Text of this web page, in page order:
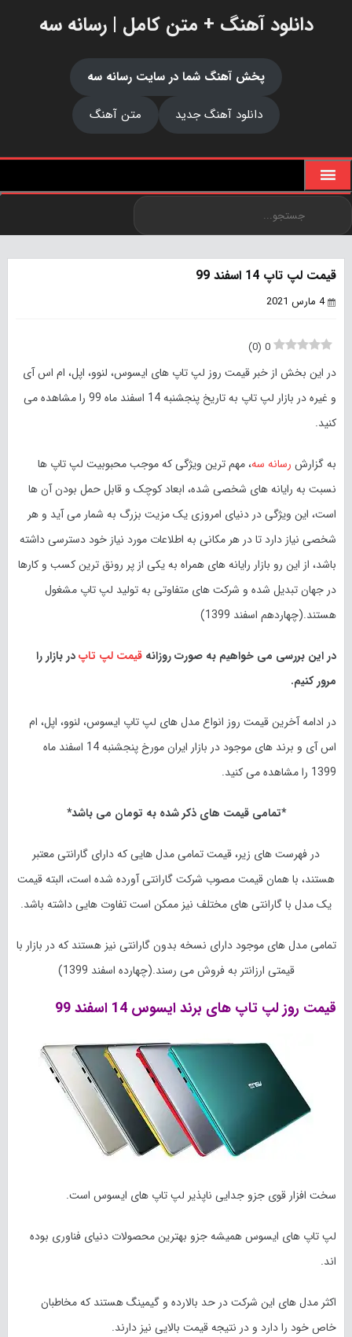
دانلود آهنگ + متن کامل | رسانه سه
پخش آهنگ شما در سایت رسانه سه
دانلود آهنگ جدید
متن آهنگ
قیمت لپ تاپ 14 اسفند 99
4 مارس 2021
0
(
0
)
در این بخش از خبر قیمت روز لپ تاپ های ایسوس، لنوو، اپل، ام اس آی
و غیره در بازار لپ تاپ به تاریخ پنجشنبه 14 اسفند ماه 99 را مشاهده می
کنید.
به گزارش رسانه سه، مهم ترین ویژگی که موجب محبوبیت لپ تاپ ها
نسبت به رایانه های شخصی شده، ابعاد کوچک و قابل حمل بودن آن ها
است، این ویژگی در دنیای امروزی یک مزیت بزرگ به شمار می آید و هر
شخصی نیاز دارد تا در هر مکانی به اطلاعات مورد نیاز خود دسترسی داشته
باشد، از این رو بازار رایانه های همراه به یکی از پر رونق ترین کسب و کار‌ها
در جهان تبدیل شده و شرکت های متفاوتی به تولید لپ تاپ مشغول
هستند.(چهاردهم اسفند 1399)
در این بررسی می خواهیم به صورت روزانه قیمت لپ تاپدر بازار را
مرور کنیم.
در ادامه آخرین قیمت روز انواع مدل های لپ تاپ ایسوس، لنوو، اپل، ام
اس آی و برند های موجود در بازار ایران مورخپنجشنبه 14 اسفند
ماه
1399 را مشاهده می کنید.
*تمامی قیمت های ذکر شده به تومان می باشد*
در فهرست های زیر، قیمت تمامی مدل هایی که دارای گارانتی معتبر
هستند، با همان قیمت مصوب شرکت گارانتی آورده شده است، البته قیمت
یک مدل با گارانتی های مختلف نیز ممکن است تفاوت هایی داشته باشد.
تمامی مدل های موجود دارای نسخه بدون گارانتی نیز هستند که در بازار با
قیمتی ارزانتر به فروش می رسند.(چهارده اسفند 1399)
قیمت روز لپ تاپ های برند ایسوس 14 اسفند 99
سخت افزار قوی جزو جدایی ناپذیر لپ تاپ های ایسوس است.
لپ تاپ های ایسوس همیشه جزو بهترین محصولات دنیای فناوری بوده
اند.
اکثر مدل های این شرکت در حد بالارده و گیمینگ هستند که مخاطبان
خاص خود را دارد و در نتیجه قیمت بالایی نیز دارند.